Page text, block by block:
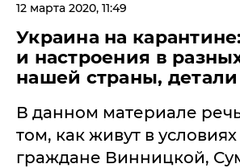
12 марта 2020, 11:49
Украина на
и настроения в
нашей страны, детали
В данном материале
том, как живут в
граждане Винницкой,